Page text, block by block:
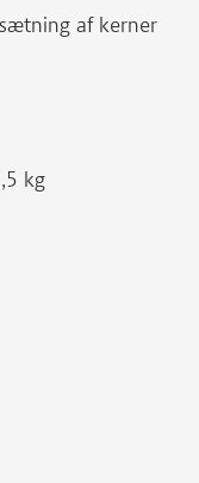
af kerner
kg